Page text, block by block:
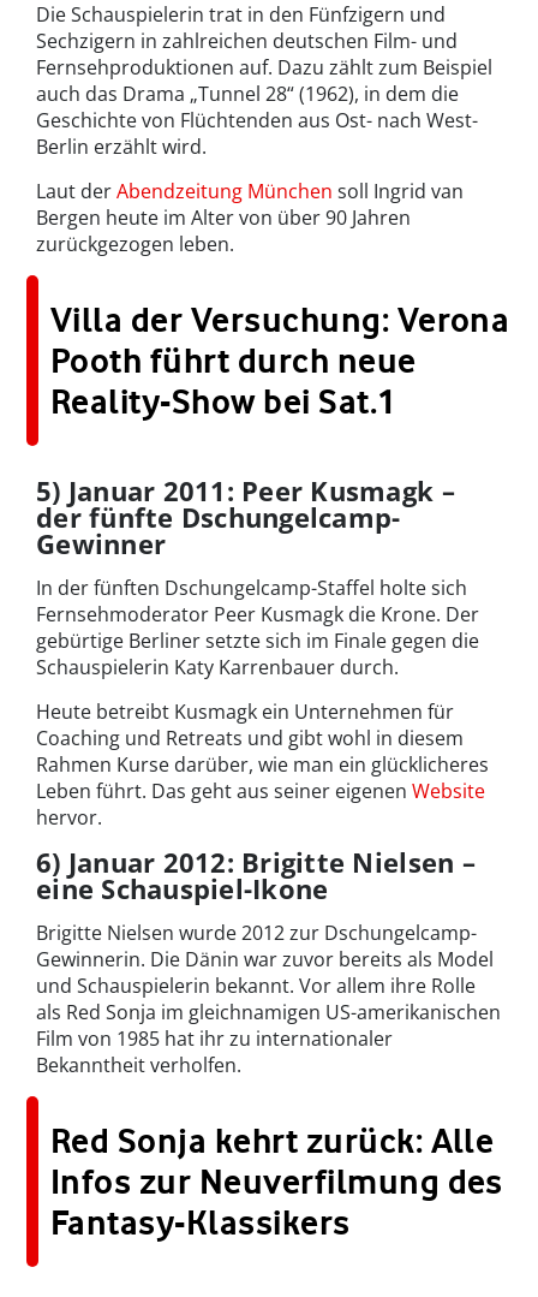
Die Schauspielerin trat in den Fünfzigern und
Sechzigern in zahlreichen deutschen Film- und
Fernsehproduktionen auf. Dazu zählt zum Beispiel
auch das Drama „Tunnel 28“ (1962), in dem die
Geschichte von Flüchtenden aus Ost- nach West-
Berlin erzählt wird.
Laut derAbendzeitung München soll Ingrid van
Bergen heute im Alter von über 90 Jahren
zurückgezogen leben.
Villa der Versuchung: Verona
Pooth führt durch neue
Reality-Show bei Sat.1
5) Januar 2011: Peer Kusmagk –
der fünfte Dschungelcamp-
Gewinner
In der fünften Dschungelcamp-Staffel holte sich
Fernsehmoderator Peer Kusmagk die Krone. Der
gebürtige Berliner setzte sich im Finale gegen die
Schauspielerin Katy Karrenbauer durch.
Heute betreibt Kusmagk ein Unternehmen für
Coaching und Retreats und gibt wohl in diesem
Rahmen Kurse darüber, wie man ein glücklicheres
Leben führt. Das geht aus seiner eigenen Website
hervor.
6) Januar 2012: Brigitte Nielsen –
eine Schauspiel-Ikone
Brigitte Nielsen wurde 2012 zur Dschungelcamp-
Gewinnerin. Die Dänin war zuvor bereits als Model
und Schauspielerin bekannt. Vor allem ihre Rolle
als Red Sonja im gleichnamigen US-amerikanischen
Film von 1985 hat ihr zu internationaler
Bekanntheit verholfen.
Red Sonja kehrt zurück: Alle
Infos zur Neuverfilmung des
Fantasy-Klassikers